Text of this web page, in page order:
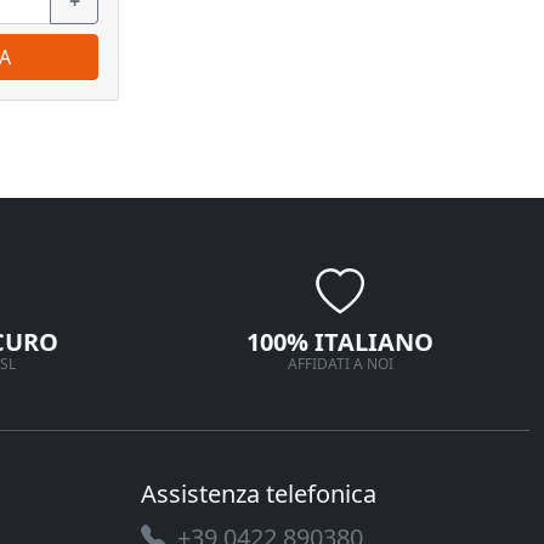
100% ITALIANO
AFFIDATI A NOI
Assistenza telefonica
+39 0422 890380